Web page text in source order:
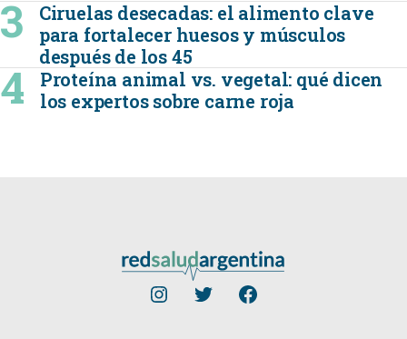
Ciruelas desecadas: el alimento clave
para fortalecer huesos y músculos
después de los 45
Proteína animal vs. vegetal: qué dicen
los expertos sobre carne roja